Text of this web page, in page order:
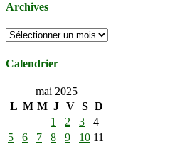
Archives
Archives
Calendrier
mai 2025
L M M J V S D
1
2 3
4
5
6 7 8 9 10 11